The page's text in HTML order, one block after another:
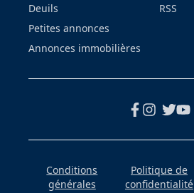
Deuils
Petites annonces
Annonces immobilières
RSS
Conditions
générales
Politique de
confidentialité